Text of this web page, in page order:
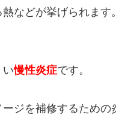
などが挙げられます
い慢性炎症です。
ジを補修するための